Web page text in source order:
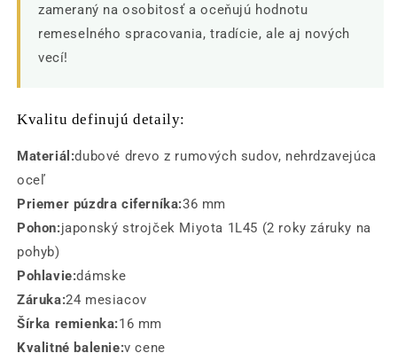
zameraný na osobitosť a oceňujú hodnotu
remeselného spracovania, tradície, ale aj nových
vecí!
Kvalitu definujú detaily:
Materiál:dubové drevo z rumových sudov, nehrdzavejúca
oceľ
Priemer púzdra ciferníka:36 mm
Pohon:japonský strojček Miyota 1L45 (2 roky záruky na
pohyb)
Pohlavie:dámske
Záruka:24 mesiacov
Šírka remienka:16 mm
Kvalitné balenie:v cene